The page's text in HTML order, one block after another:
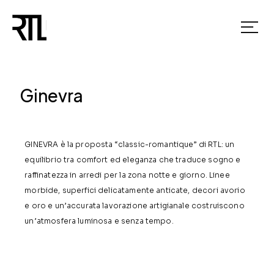
Ginevra
GINEVRA è la proposta “classic-romantique” di RTL: un
equilibrio tra comfort ed eleganza che traduce sogno e
raffinatezza in arredi per la zona notte e giorno. Linee
morbide, superfici delicatamente anticate, decori avorio
e oro e un’accurata lavorazione artigianale costruiscono
un’atmosfera luminosa e senza tempo.